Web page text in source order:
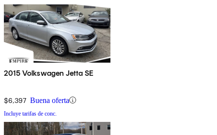
2015 Volkswagen Jetta SE
$6,397 Buena oferta
Incluye tarifas de conc.